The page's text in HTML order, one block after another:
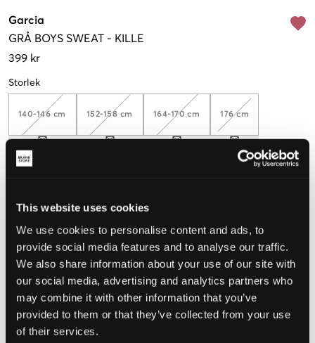
This website uses cookies
We use cookies to personalise content and ads, to
provide social media features and to analyse our traffic.
We also share information about your use of our site with
our social media, advertising and analytics partners who
may combine it with other information that you’ve
provided to them or that they’ve collected from your use
of their services.
Garcia
GRÅ BOYS SWEAT - KILLE
399 kr
Storlek
140-146 cm 152-158 cm 164-170 cm 176 cm
Liten Perfekt
STORLEKSGUIDE
VÄLJ STORLEK
Fri fraktpå beställningar över 699 kr
Öppet köp i 60 dagar